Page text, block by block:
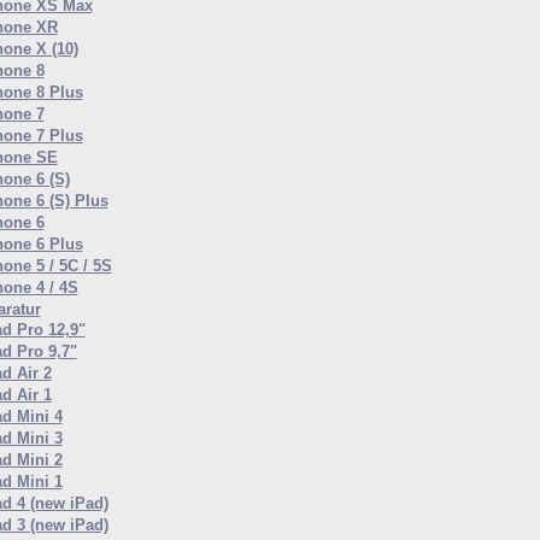
XS Max
XR
X (10)
8
8 Plus
7
7 Plus
SE
6 (S)
6 (S) Plus
6
6 Plus
5 / 5C / 5S
4 / 4S
Pro 12,9"
Pro 9,7"
Air 2
Air 1
Mini 4
Mini 3
Mini 2
Mini 1
4 (new iPad)
3 (new iPad)